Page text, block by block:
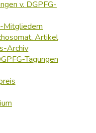
v. DGPFG-
Mitgliedern
Artikel
Archiv
Tagungen